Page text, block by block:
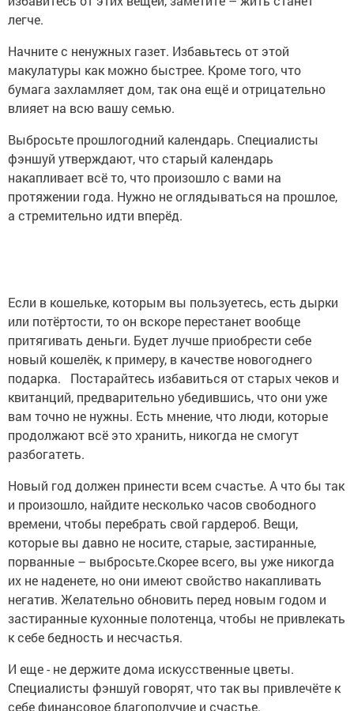
легче.
макулатуры как можно быстрее. Кроме того, что
бумага захламляет дом, так она ещё и отрицательно
влияет на всю вашу семью.
фэншуй утверждают, что старый календарь
накапливает всё то, что произошло с вами на
протяжении года. Нужно не оглядываться на прошлое,
а стремительно идти вперёд.
или потёртости, то он вскоре перестанет вообще
притягивать деньги. Будет лучше приобрести себе
новый кошелёк, к примеру, в качестве новогоднего
подарка. Постарайтесь избавиться от старых чеков и
квитанций, предварительно убедившись, что они уже
вам точно не нужны. Есть мнение, что люди, которые
продолжают всё это хранить, никогда не смогут
разбогатеть.
и произошло, найдите несколько часов свободного
времени, чтобы перебрать свой гардероб. Вещи,
которые вы давно не носите, старые, застиранные,
порванные – выбросьте.Скорее всего, вы уже никогда
их не наденете, но они имеют свойство накапливать
негатив. Желательно обновить перед новым годом и
застиранные кухонные полотенца, чтобы не привлекать
к себе бедность и несчастья.
Специалисты фэншуй говорят, что так вы привлечёте к
себе финансовое благополучие и счастье.